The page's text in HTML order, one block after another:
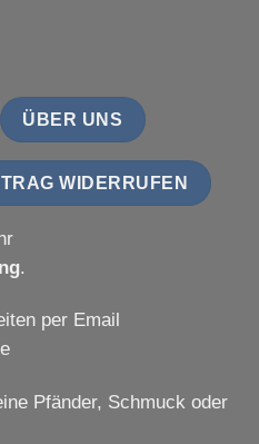
ÜBER UNS
WIDERRUFEN
.
per Email
Pfänder, Schmuck oder